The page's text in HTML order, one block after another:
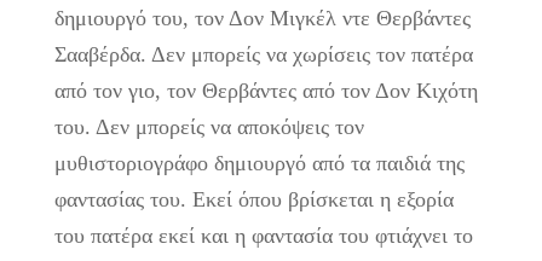
δημιουργό του, τον Δον Μιγκέλ ντε Θερβάντες
Σααβέρδα. Δεν μπορείς να χωρίσεις τον πατέρα
από τον γιο, τον Θερβάντες από τον Δον Κιχότη
του. Δεν μπορείς να αποκόψεις τον
μυθιστοριογράφο δημιουργό από τα παιδιά της
φαντασίας του. Εκεί όπου βρίσκεται η εξορία
του πατέρα εκεί και η φαντασία του φτιάχνει το